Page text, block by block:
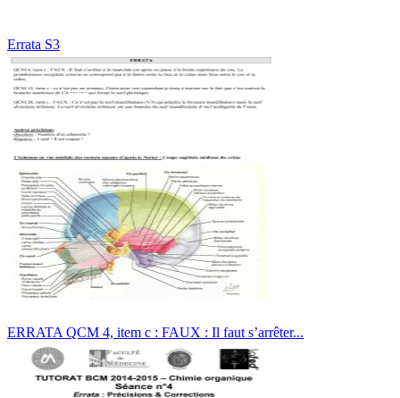
Errata S3
ERRATA QCM 4, item c : FAUX : Il faut s’arrêter...